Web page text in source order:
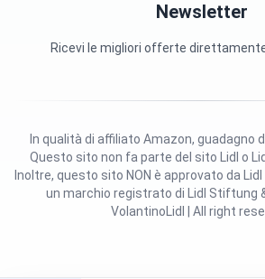
Newsletter
Ricevi le migliori offerte
Questo sito non fa parte del sito Lidl o
Inoltre, questo sito NON è approvato da Lidl
un marchio registrato di Lidl Stiftung
VolantinoLidl | All right
In qualità di affiliato Amazon, guadagno